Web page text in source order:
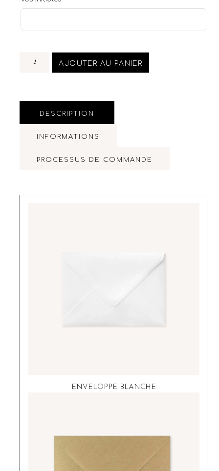
AJOUTER AU PANIER
DESCRIPTION
INFORMATIONS
PROCESSUS DE COMMANDE
ENVELOPPE BLANCHE